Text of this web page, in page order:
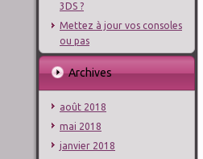
3DS ?
Mettez à jour vos consoles
ou pas
Archives
août 2018
mai 2018
janvier 2018